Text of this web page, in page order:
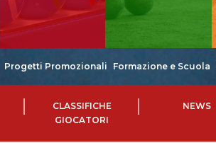
Progetti Promozionali Formazione e Scuola
CLASSIFICHE
GIOCATORI
NEWS